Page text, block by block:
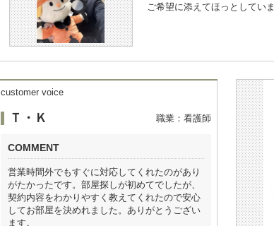
ご希望に添えてほっとしてい
customer voice
Ｔ・Ｋ 職業：看護師
COMMENT
営業時間外でもすぐに対応してくれたのがあり
がたかったです。部屋探しが初めてでしたが、
契約内容をわかりやすく教えてくれたので安心
してお部屋を決めれました。ありがとうござい
ます。